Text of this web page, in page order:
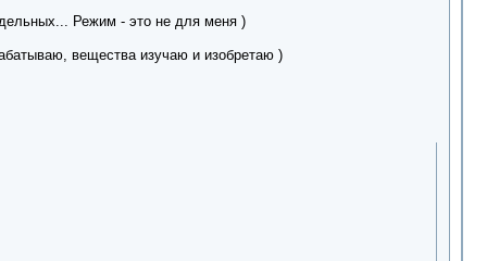
Режим - это не для меня )
вещества изучаю и изобретаю )